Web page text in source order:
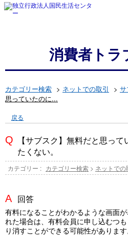
消費者トラ
カテゴリー検索 > ネットでの取引 > サ
思っていたのに...
戻る
【サブスク】無料だと思っ
たくない。
カテゴリー : カテゴリー検索 > ネットでの
回答
有料になることがわかるような画面
れた場合は、有料会員に申し込むつ
り消すことができる可能性があります